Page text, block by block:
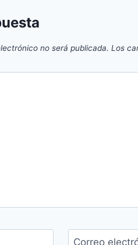
no será publicada. Los
Correo